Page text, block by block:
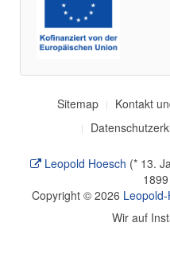
Sitemap Kontakt
Leopold Hoesch (* 13.
Copyright © 2026
Wir auf